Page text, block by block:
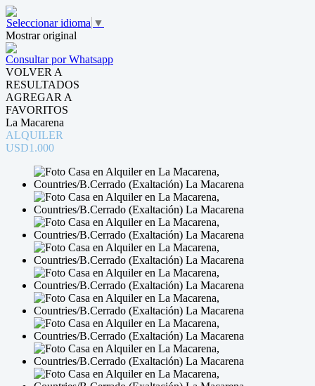
Seleccionar idioma ▼
Mostrar original
Consultar por Whatsapp
VOLVER A
RESULTADOS
AGREGAR A
FAVORITOS
La Macarena
ALQUILER
USD1.000